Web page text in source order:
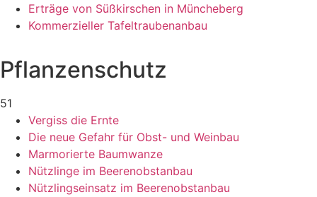
Erträge von Süßkirschen in Müncheberg
Kommerzieller Tafeltraubenanbau
Pflanzenschutz
51
Vergiss die Ernte
Die neue Gefahr für Obst- und Weinbau
Marmorierte Baumwanze
Nützlinge im Beerenobstanbau
Nützlingseinsatz im Beerenobstanbau